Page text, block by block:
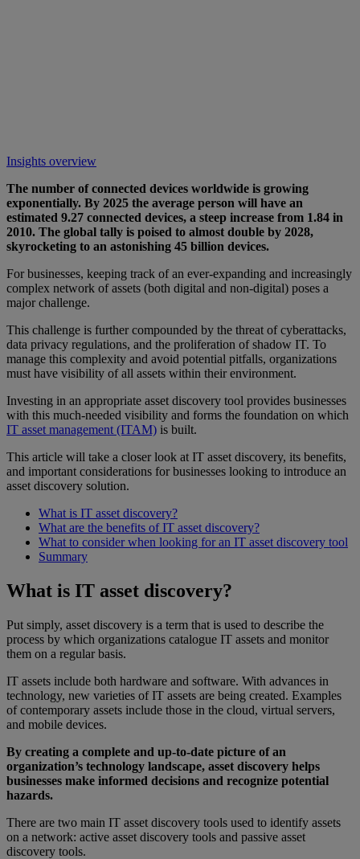
Insights overview
The number of connected devices worldwide is growing
exponentially. By 2025 the average person will have an
estimated 9.27 connected devices, a steep increase from 1.84 in
2010. The global tally is poised to almost double by 2028,
skyrocketing to an astonishing 45 billion devices.
For businesses, keeping track of an ever-expanding and increasingly
complex network of assets (both digital and non-digital) poses a
major challenge.
This challenge is further compounded by the threat of cyberattacks,
data privacy regulations, and the proliferation of shadow IT. To
manage this complexity and avoid potential pitfalls, organizations
must have visibility of all assets within their environment.
Investing in an appropriate asset discovery tool provides businesses
with this much-needed visibility and forms the foundation on which
IT asset management (ITAM) is built.
This article will take a closer look at IT asset discovery, its benefits,
and important considerations for businesses looking to introduce an
asset discovery solution.
What is IT asset discovery?
What are the benefits of IT asset discovery?
What to consider when looking for an IT asset discovery tool
Summary
What is IT asset discovery?
Put simply, asset discovery is a term that is used to describe the
process by which organizations catalogue IT assets and monitor
them on a regular basis.
IT assets include both hardware and software. With advances in
technology, new varieties of IT assets are being created. Examples
of contemporary assets include those in the cloud, virtual servers,
and mobile devices.
By creating a complete and up-to-date picture of an
organization’s technology landscape, asset discovery helps
businesses make informed decisions and recognize potential
hazards.
There are two main IT asset discovery tools used to identify assets
on a network: active asset discovery tools and passive asset
discovery tools.